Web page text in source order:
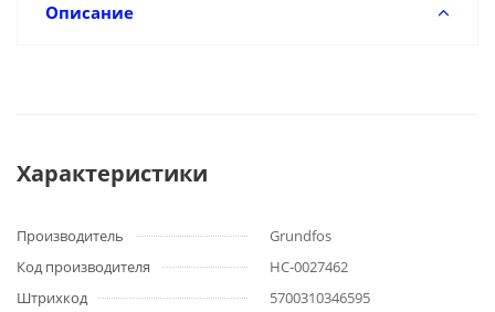
Описание
Характеристики
Производитель
Grundfos
Код производителя
НС-0027462
Штрихкод
5700310346595